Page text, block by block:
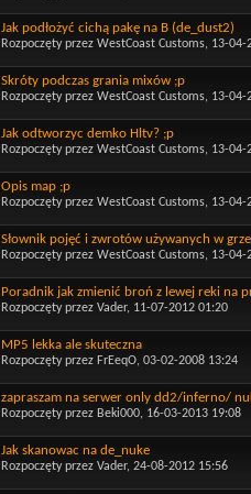
Jak podłożyć cichą pakę na B (de_dust2)
Rozpoczęty przez WestCoast Customs, 13-04-
Skróty podczas grania mixów ;p
Rozpoczęty przez WestCoast Customs, 13-04-
Jak odtworzyc demko Hltv? ;p
Rozpoczęty przez WestCoast Customs, 13-04-
Opis map ;p
Rozpoczęty przez WestCoast Customs, 13-04-
Słownik pojęć i zwrotów używanych w
Rozpoczęty przez WestCoast Customs, 13-04-
Poradnik jak zmienić broń z lewej reki na
Rozpoczęty przez Vader, 11-07-2012 01:20
MP5 lekka ale skuteczna
Rozpoczęty przez FrEeqO, 03-02-2008 13:24
zapraszam na serwer only dd2/inferno/
Rozpoczęty przez Beki000, 16-03-2013 19:08
Jak skanowac na de_nuke
Rozpoczęty przez Vader, 24-08-2012 15:56